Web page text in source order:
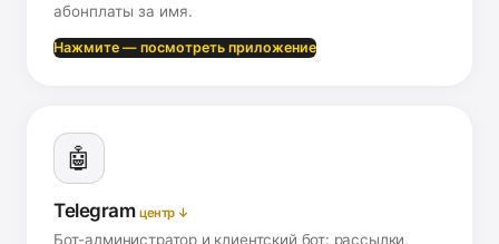
абонплаты за имя.
Нажмите — посмотреть приложение
🤖
Telegramцентр ↓
Бот-администратор и клиентский бот: рассылки,